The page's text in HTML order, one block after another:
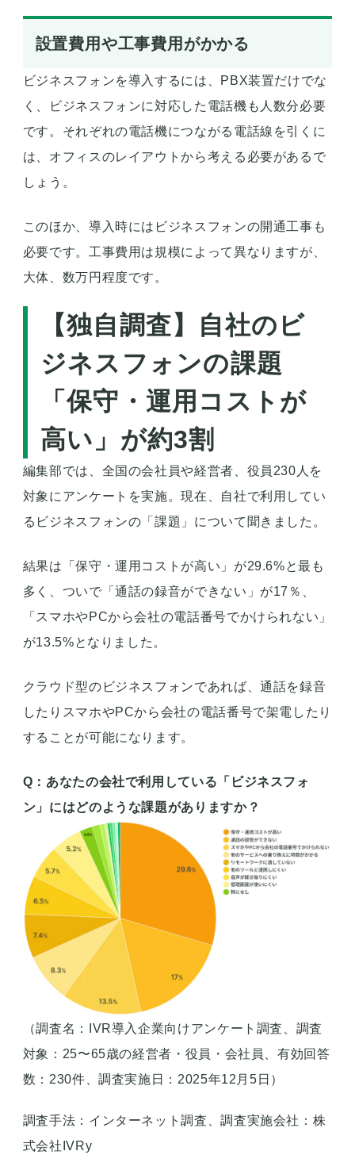
設置費用や工事費用がかかる
ビジネスフォンを導入するには、PBX装置だけでな
く、ビジネスフォンに対応した電話機も人数分必要
です。それぞれの電話機につながる電話線を引くに
は、オフィスのレイアウトから考える必要があるで
しょう。
このほか、導入時にはビジネスフォンの開通工事も
必要です。工事費用は規模によって異なりますが、
大体、数万円程度です。
【独自調査】自社のビ
ジネスフォンの課題
「保守・運用コストが
高い」が約3割
編集部では、全国の会社員や経営者、役員230人を
対象にアンケートを実施。現在、自社で利用してい
るビジネスフォンの「課題」について聞きました。
結果は「保守・運用コストが高い」が29.6%と最も
多く、ついで「通話の録音ができない」が17％、
「スマホやPCから会社の電話番号でかけられない」
が13.5%となりました。
クラウド型のビジネスフォンであれば、通話を録音
したりスマホやPCから会社の電話番号で架電したり
することが可能になります。
Q：あなたの会社で利用している「ビジネスフォ
ン」にはどのような課題がありますか？
（調査名：IVR導入企業向けアンケート調査、調査
対象：25〜65歳の経営者・役員・会社員、有効回答
数：230件、調査実施日：2025年12月5日）
調査手法：インターネット調査、調査実施会社：株
式会社IVRy